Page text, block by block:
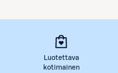
Luotettava
kotimainen